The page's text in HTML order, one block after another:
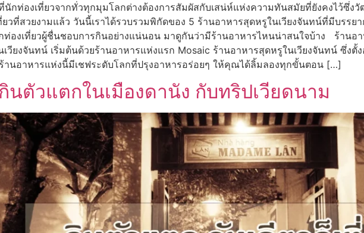
นักท่องเที่ยวจากทั่วทุกมุมโลกต่างต้องการสัมผัสกับเสน่ห์แห่งความทันสมัยที่ยังคงไว้ซึ่ง
ยวที่สวยงามแล้ว วันนี้เราได้รวบรวมพิกัดของ 5 ร้านอาหารสุดหรูในเวียงจันทน์ที่มีบรรย
ท่องเที่ยวผู้ชื่นชอบการกินอย่างแน่นอน มาดูกันว่ามีร้านอาหารไหนน่าสนใจบ้าง ร้านอ
เวียงจันทน์ เริ่มต้นด้วยร้านอาหารแห่งแรก Mosaic ร้านอาหารสุดหรูในเวียงจันทน์ ซึ่งตั้
านอาหารแห่งนี้มีเชฟระดับโลกที่ปรุงอาหารอร่อยๆ ให้คุณได้ลิ้มลองทุกขั้นตอน […]
นตัวแตกในเมืองดานัง กับทริปเวียดนาม